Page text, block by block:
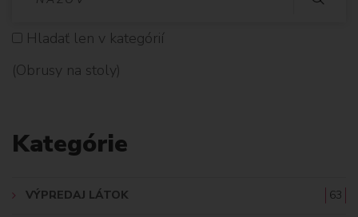
D
Hladať len v kategórií
(Obrusy na stoly)
Kategórie
VÝPREDAJ LÁTOK 63